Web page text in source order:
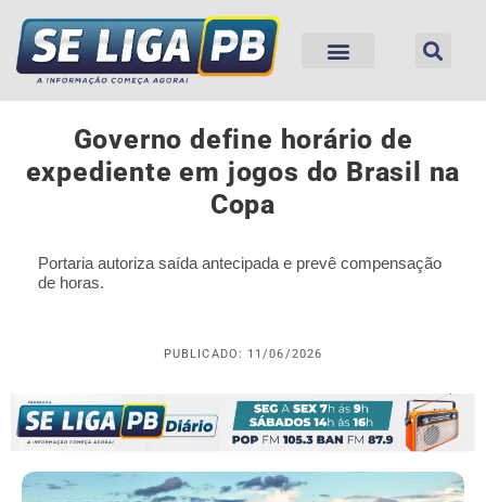
Governo define horário de
expediente em jogos do Brasil na
Copa
Portaria autoriza saída antecipada e prevê compensação
de horas.
PUBLICADO: 11/06/2026